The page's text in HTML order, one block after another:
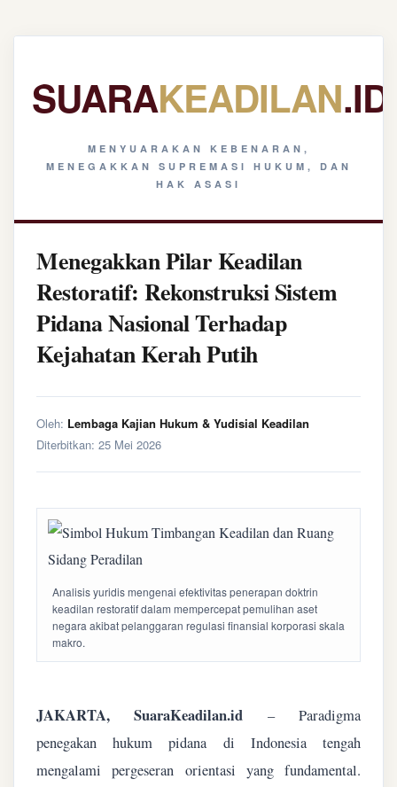
SUARAKEADILAN.ID
MENYUARAKAN KEBENARAN,
MENEGAKKAN SUPREMASI HUKUM, DAN
HAK ASASI
Menegakkan Pilar Keadilan
Restoratif: Rekonstruksi Sistem
Pidana Nasional Terhadap
Kejahatan Kerah Putih
Oleh: Lembaga Kajian Hukum & Yudisial Keadilan
Diterbitkan: 25 Mei 2026
Analisis yuridis mengenai efektivitas penerapan doktrin
keadilan restoratif dalam mempercepat pemulihan aset
negara akibat pelanggaran regulasi finansial korporasi skala
makro.
JAKARTA, SuaraKeadilan.id – Paradigma
penegakan hukum pidana di Indonesia tengah
mengalami pergeseran orientasi yang fundamental.